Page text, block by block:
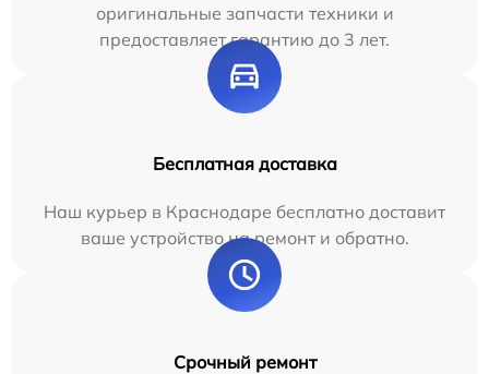
оригинальные запчасти техники и
предоставляет гарантию до 3 лет.
Бесплатная доставка
Наш курьер в Краснодаре бесплатно доставит
ваше устройство на ремонт и обратно.
Срочный ремонт